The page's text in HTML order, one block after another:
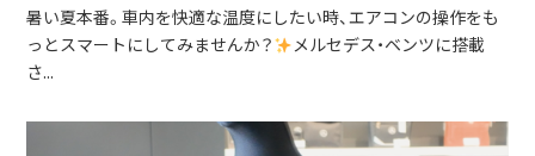
暑い夏本番。車内を快適な温度にしたい時、エアコンの操作をも
っとスマートにしてみませんか？
メルセデス・ベンツに搭載
さ...